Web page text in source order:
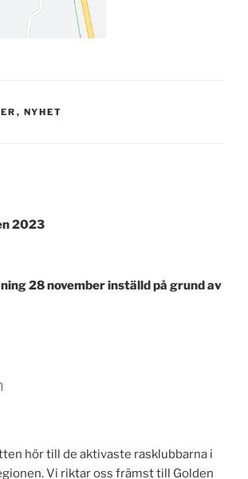
, NYHET
2023
28 november inställd på grund av
hör till de aktivaste rasklubbarna i
Vi riktar oss främst till Golden